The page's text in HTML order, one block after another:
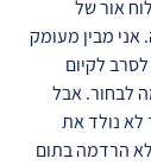
אור של
אני מבין מעומק
לקיום
לבחור. אבל
לא נולד את
הרדמה בתום